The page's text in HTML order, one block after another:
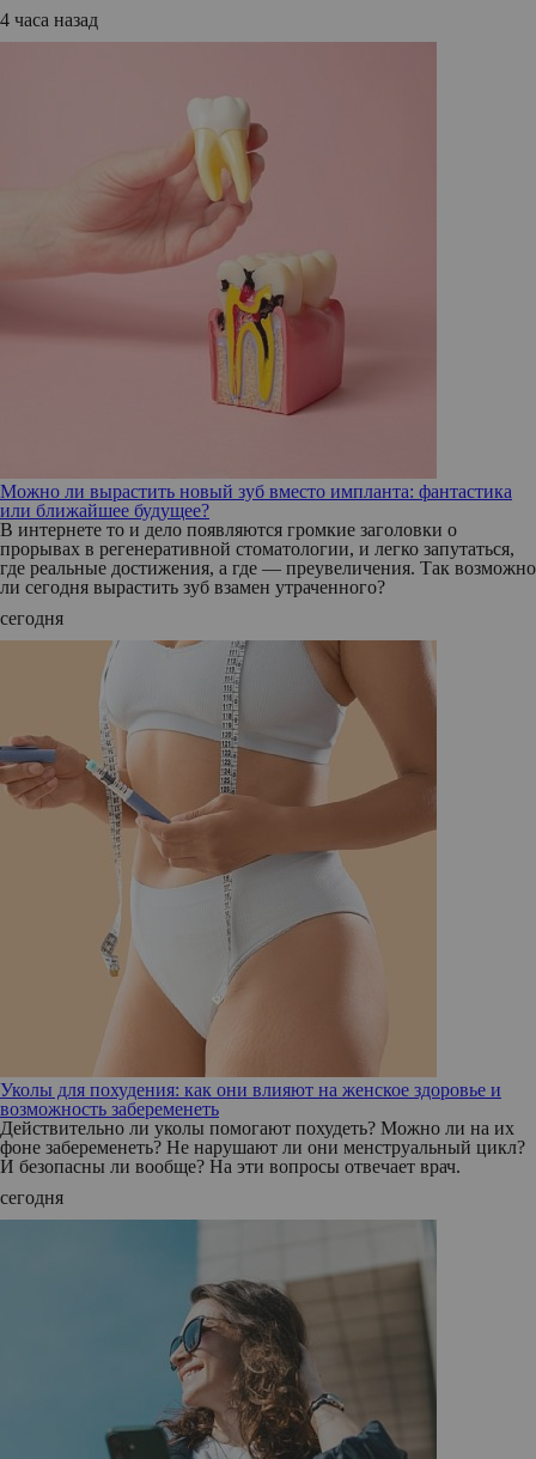
4 часа назад
Можно ли вырастить новый зуб вместо импланта: фантастика
или ближайшее будущее?
В интернете то и дело появляются громкие заголовки о
прорывах в регенеративной стоматологии, и легко запутаться,
где реальные достижения, а где — преувеличения. Так возможно
ли сегодня вырастить зуб взамен утраченного?
сегодня
Уколы для похудения: как они влияют на женское здоровье и
возможность забеременеть
Действительно ли уколы помогают похудеть? Можно ли на их
фоне забеременеть? Не нарушают ли они менструальный цикл?
И безопасны ли вообще? На эти вопросы отвечает врач.
сегодня